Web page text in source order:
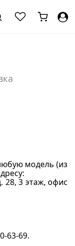
модель (из
28, 3 этаж, офис
63-69.